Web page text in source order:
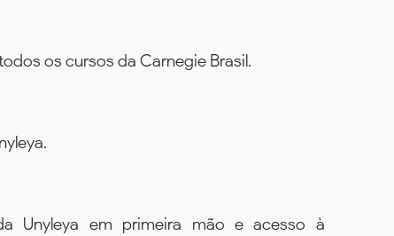
os cursos da Carnegie Brasil.
Unyleya em primeira mão e acesso à